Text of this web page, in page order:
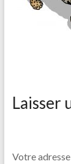
Laisser
Votre